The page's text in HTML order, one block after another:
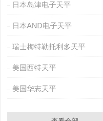
日本岛津电子天平
日本AND电子天平
瑞士梅特勒托利多天平
美国西特天平
美国华志天平